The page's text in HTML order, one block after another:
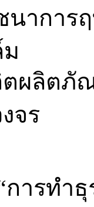
าการ
ตผลิต
จร
ารทำ